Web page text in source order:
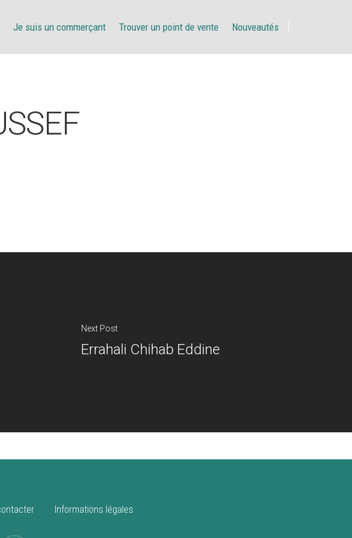
Je suis un commerçant Trouver un point de vente Nouveautés
Next Post
Errahali Chihab Eddine
Informations légales